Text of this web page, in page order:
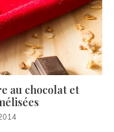
au chocolat et